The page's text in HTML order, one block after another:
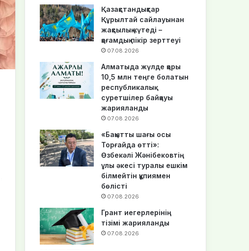
Қазақстандықтар
Құрылтай сайлауынан
жақсылық күтеді –
қоғамдық пікір зерттеуі
07.08.2026
Алматыда жүлде қоры
10,5 млн теңге болатын
республикалық
суретшілер байқауы
жарияланды
07.08.2026
«Бақытты шағы осы
Торғайда өтті»:
Өзбекәлі Жәнібековтің
ұлы әкесі туралы ешкім
білмейтін құпиямен
бөлісті
07.08.2026
Грант иегерлерінің
тізімі жарияланды
07.08.2026